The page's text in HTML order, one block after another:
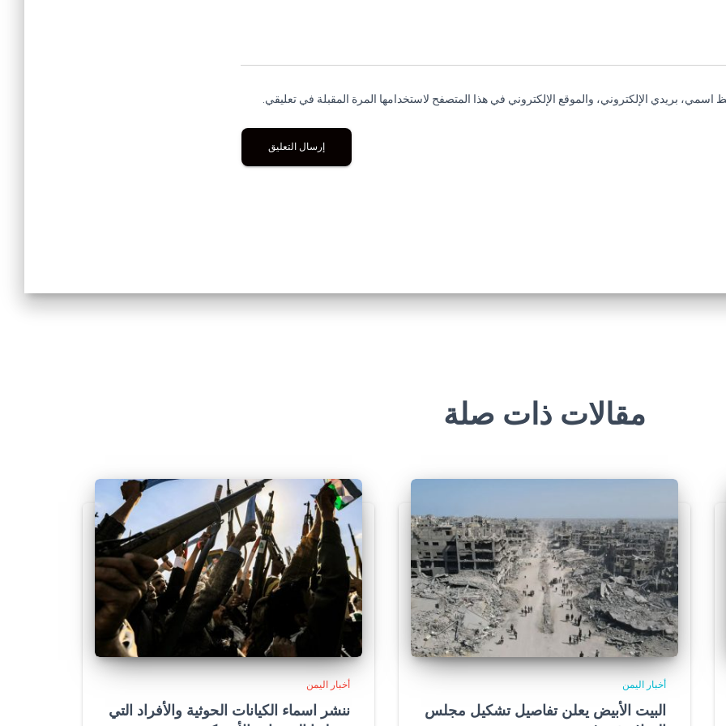
اسمي، بريدي الإلكتروني، والموقع الإلكتروني في هذا المتصفح لاستخدامها المرة المقبلة في تعليقي.
مقالات ذات صلة
أخبار اليمن
البيت الأبيض يعلن تفاصيل تشكيل مجلس
أخبار اليمن
ننشر اسماء الكيانات الحوثية والأفراد التي